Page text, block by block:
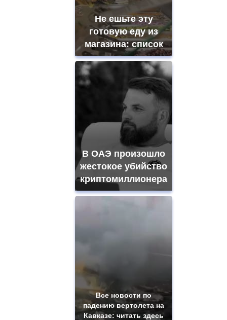
Не ешьте эту
готовую еду из
магазина: список
В ОАЭ произошло
жестокое убийство
криптомиллионера
Все новости по
падению вертолета на
Кавказе: читать здесь